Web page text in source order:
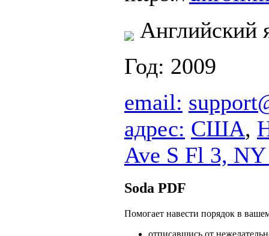
Английский
Год: 2009
email:
адрес: США,
Ave S Fl 3,
Soda PDF
Помогает навести порядок в